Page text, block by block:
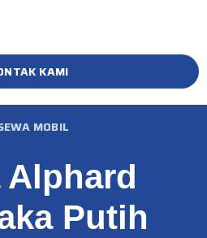
KAMI
MOBIL
Alphard
Putih